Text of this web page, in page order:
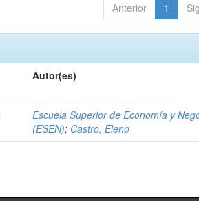
Anterior 1
Autor(es)
Escuela Superior de Economía y
(ESEN); Castro, Eleno